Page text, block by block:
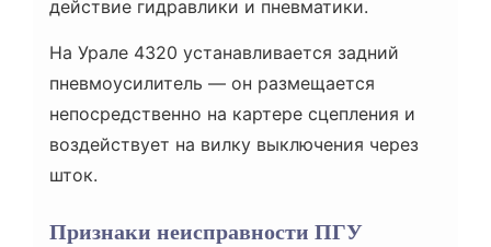
действие гидравлики и пневматики.
На Урале 4320 устанавливается задний
пневмоусилитель — он размещается
непосредственно на картере сцепления и
воздействует на вилку выключения через
шток.
Признаки неисправности ПГУ